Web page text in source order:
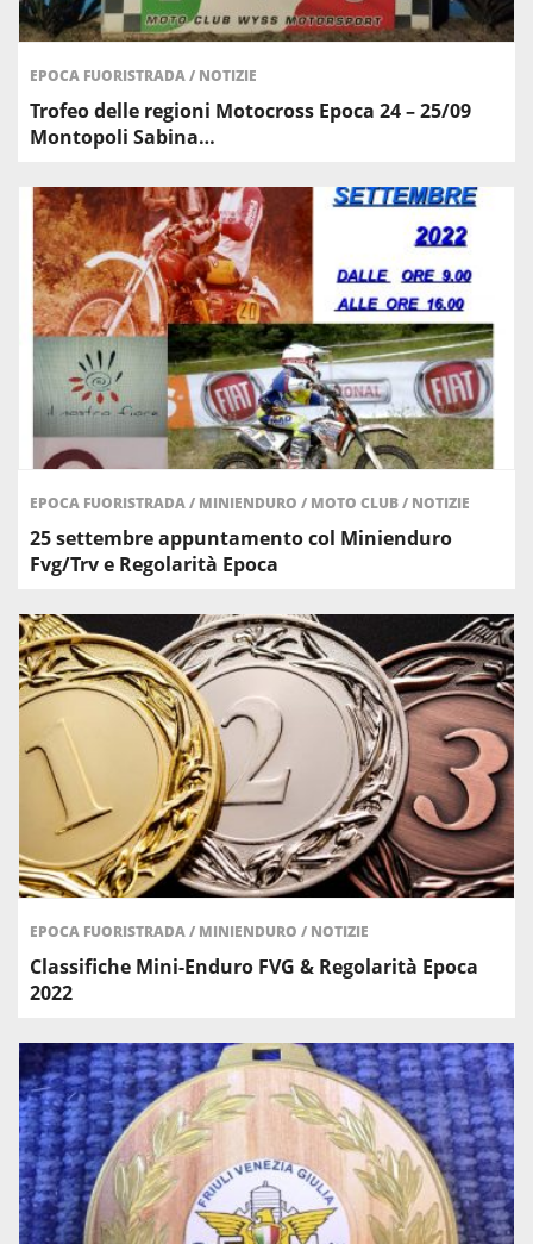
EPOCA FUORISTRADA/ NOTIZIE
Trofeo delle regioni Motocross Epoca 24 – 25/09
Montopoli Sabina…
EPOCA FUORISTRADA/ MINIENDURO / MOTO CLUB/ NOTIZIE
25 settembre appuntamento col Minienduro
Fvg/Trv e Regolarità Epoca
EPOCA FUORISTRADA/ MINIENDURO / NOTIZIE
Classifiche Mini-Enduro FVG & Regolarità Epoca
2022